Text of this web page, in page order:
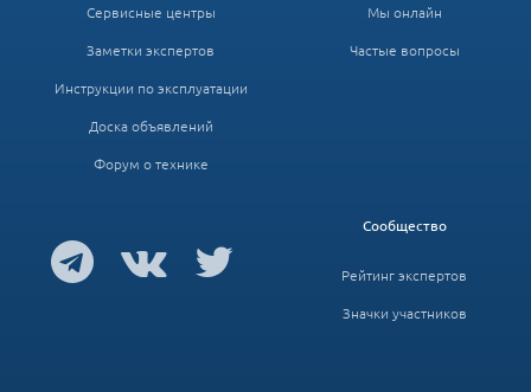
Мы онлайн
Частые вопросы
Сервисные центры
Заметки экспертов
Инструкции по эксплуатации
Доска объявлений
Форум о технике
Сообщество
Рейтинг экспертов
Значки участников